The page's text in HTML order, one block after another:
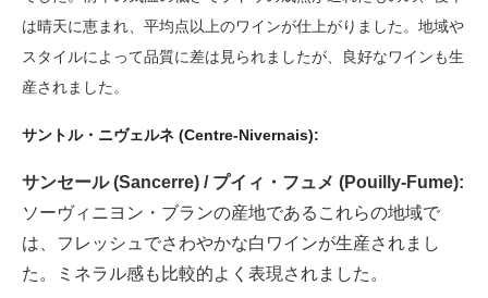
は晴天に恵まれ、平均点以上のワインが仕上がりました。地域や
スタイルによって品質に差は見られましたが、良好なワインも生
産されました。
サントル・ニヴェルネ (Centre-Nivernais):
サンセール (Sancerre) / プイィ・フュメ (Pouilly-Fume):
ソーヴィニヨン・ブランの産地であるこれらの地域で
は、フレッシュでさわやかな白ワインが生産されまし
た。ミネラル感も比較的よく表現されました。